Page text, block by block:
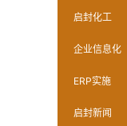
启封化工
企业信息化
ERP实施
启封新闻